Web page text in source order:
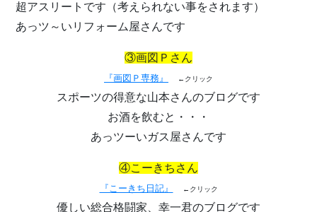
超アスリートです（考えられない事をされます）
あっツ～いリフォーム屋さんです
③画図Ｐさん
『画図Ｐ専務』 ←クリック
スポーツの得意な山本さんのブログです
お酒を飲むと・・・
あっツーいガス屋さんです
④こーきちさん
『こーきち日記』 ←クリック
優しい総合格闘家、幸一君のブログです